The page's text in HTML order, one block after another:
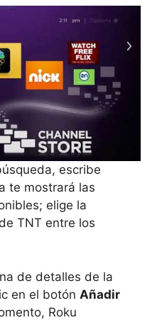
escribe
te mostrará las
elige la
TNT entre los
de detalles de la
en el botón Añadir
Roku